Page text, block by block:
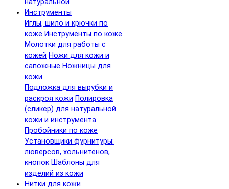
Инструменты
Иглы, шило и крючки по
коже Инструменты по коже
Молотки для работы с
кожей Ножи для кожи и
сапожные Ножницы для
кожи
Подложка для вырубки и
раскроя кожи Полировка
(сликер) для натуральной
кожи и инструмента
Пробойники по коже
Установщики фурнитуры:
люверсов, хольнитенов,
кнопок Шаблоны для
изделий из кожи
Нитки для кожи